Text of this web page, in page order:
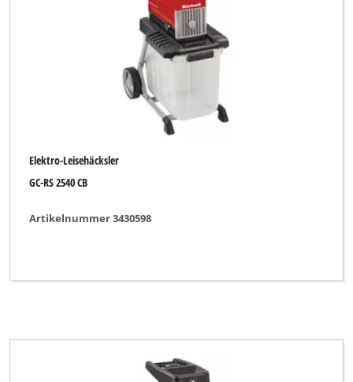
Elektro-Leisehäcksler
GC-RS 2540 CB
Artikelnummer 3430598